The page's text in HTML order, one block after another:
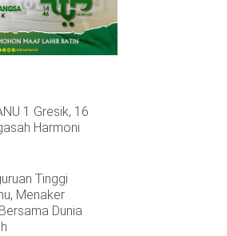
1 Gresik, 16
Harmoni
Tinggi
Menaker
Dunia